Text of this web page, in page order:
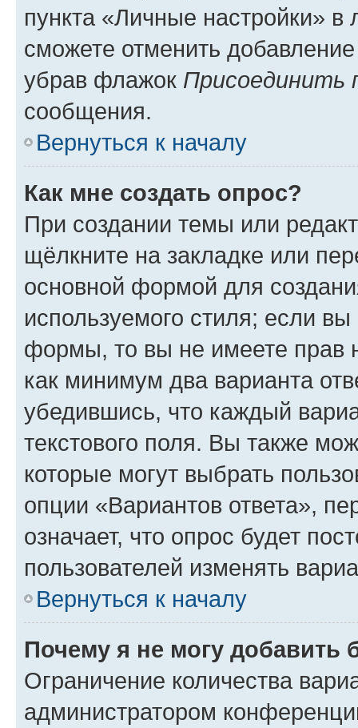
пункта «Личные настройки»
сможете отменить
убрав флажок Присоединить
сообщения.
Вернуться к началу
Как мне создать опрос?
При создании темы или
щёлкните на закладке или
основной формой для
используемого стиля; если
формы, то вы не имеете прав
как минимум два варианта
убедившись, что каждый
текстового поля. Вы также
которые могут выбрать
опции «Вариантов ответа»,
означает, что опрос будет
пользователей изменять
Вернуться к началу
Почему я не могу добавить
Ограничение количества
администратором